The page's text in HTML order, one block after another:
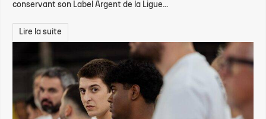
conservant son Label Argent de la Ligue...
Lire la suite